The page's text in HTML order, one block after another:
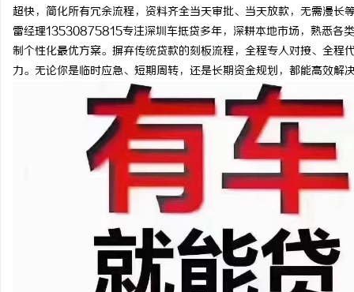
超快，简化所有冗余流程，资料齐全当天审批、当天放款，无需漫长
雷经理13530875815专注深圳车抵贷多年，深耕本地市场，熟悉各
制个性化最优方案。摒弃传统贷款的刻板流程，全程专人对接、全
力。无论你是临时应急、短期周转，还是长期资金规划，都能高效解